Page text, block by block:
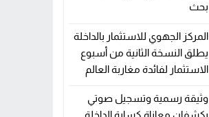
بحث
المركز الجهوي للاستثمار بالداخلة
يطلق النسخة الثانية من أسبوع
الاستثمار لفائدة مغاربة العالم
وثيقة رسمية وتسجيل صوتي
يكشفان معاناة كسابة الداخلة..